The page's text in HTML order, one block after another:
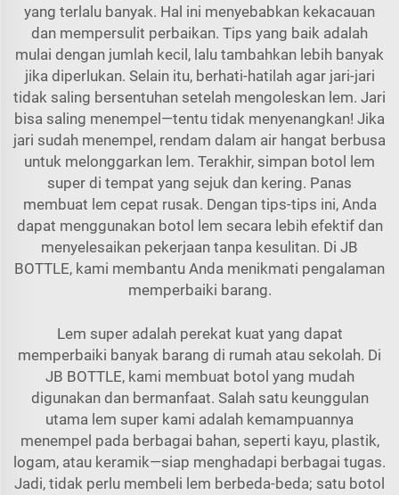
yang terlalu banyak. Hal ini menyebabkan kekacauan
dan mempersulit perbaikan. Tips yang baik adalah
mulai dengan jumlah kecil, lalu tambahkan lebih banyak
jika diperlukan. Selain itu, berhati-hatilah agar jari-jari
tidak saling bersentuhan setelah mengoleskan lem. Jari
bisa saling menempel—tentu tidak menyenangkan! Jika
jari sudah menempel, rendam dalam air hangat berbusa
untuk melonggarkan lem. Terakhir, simpan botol lem
super di tempat yang sejuk dan kering. Panas
membuat lem cepat rusak. Dengan tips-tips ini, Anda
dapat menggunakan botol lem secara lebih efektif dan
menyelesaikan pekerjaan tanpa kesulitan. Di JB
BOTTLE, kami membantu Anda menikmati pengalaman
memperbaiki barang.
Lem super adalah perekat kuat yang dapat
memperbaiki banyak barang di rumah atau sekolah. Di
JB BOTTLE, kami membuat botol yang mudah
digunakan dan bermanfaat. Salah satu keunggulan
utama lem super kami adalah kemampuannya
menempel pada berbagai bahan, seperti kayu, plastik,
logam, atau keramik—siap menghadapi berbagai tugas.
Jadi, tidak perlu membeli lem berbeda-beda; satu botol